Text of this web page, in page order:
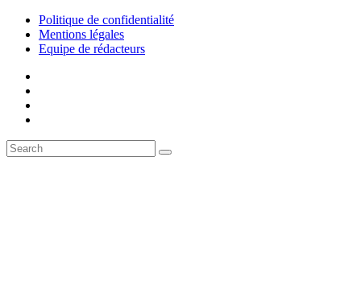
Politique de confidentialité
Mentions légales
Equipe de rédacteurs